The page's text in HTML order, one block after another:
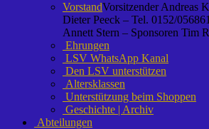
VorstandVorsitzender Andreas
Dieter Peeck – Tel. 0152/
Annett Stern – Sponsoren Tim
Ehrungen
LSV WhatsApp Kanal
Den LSV unterstützen
Altersklassen
Unterstützung beim Shoppen
Geschichte | Archiv
Abteilungen